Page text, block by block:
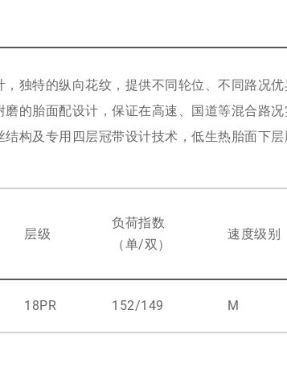
，独特的纵向花纹，提供不同轮位、不同路况优
磨的胎面配设计，保证在高速、国道等混合路况
结构及专用四层冠带设计技术，低生热胎面下
层级
负荷指数
（单/双）
速度级别
18PR 152/149 M